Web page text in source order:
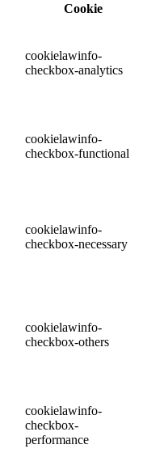
Cookie
cookielawinfo-
checkbox-analytics
cookielawinfo-
checkbox-functional
cookielawinfo-
checkbox-necessary
cookielawinfo-
checkbox-others
cookielawinfo-
checkbox-
performance